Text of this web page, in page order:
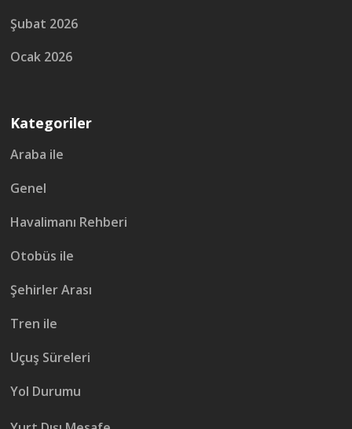
Şubat 2026
Ocak 2026
Kategoriler
Araba ile
Genel
Havalimanı Rehberi
Otobüs ile
Şehirler Arası
Tren ile
Uçuş Süreleri
Yol Durumu